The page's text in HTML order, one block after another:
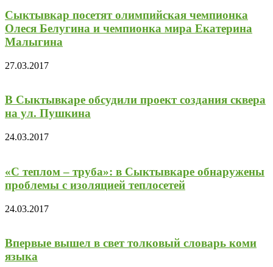
Сыктывкар посетят олимпийская чемпионка
Олеся Белугина и чемпионка мира Екатерина
Малыгина
27.03.2017
В Сыктывкаре обсудили проект создания сквера
на ул. Пушкина
24.03.2017
«С теплом – труба»: в Сыктывкаре обнаружены
проблемы с изоляцией теплосетей
24.03.2017
Впервые вышел в свет толковый словарь коми
языка